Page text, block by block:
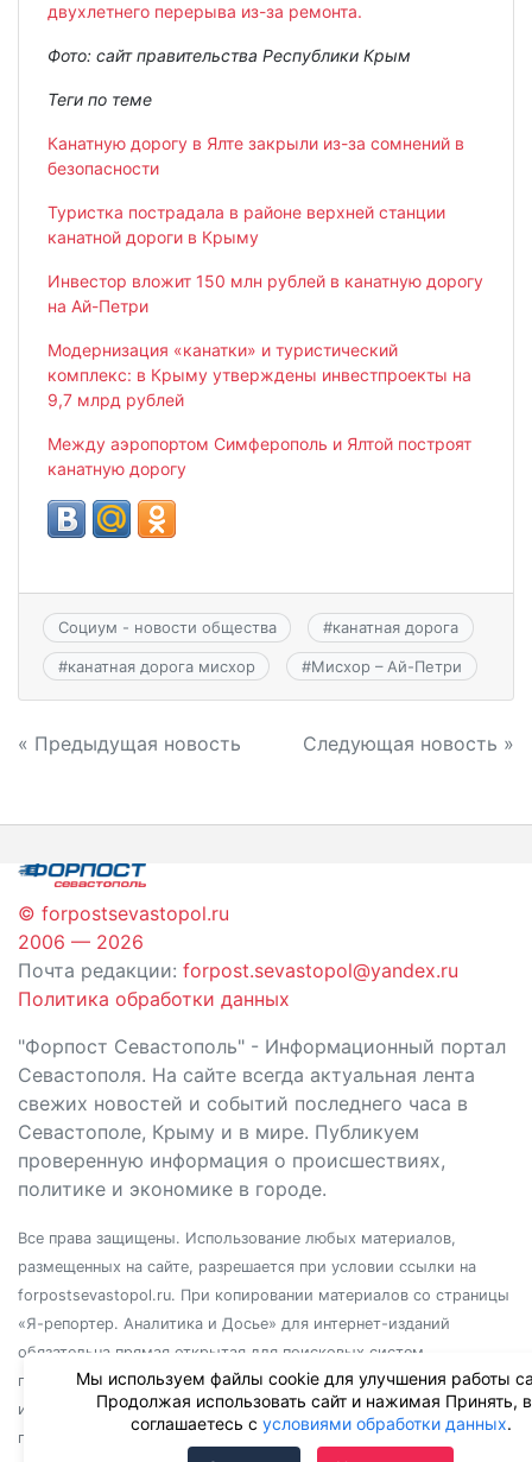
двухлетнего перерыва из-за ремонта.
Фото: сайт правительства Республики Крым
Теги по теме
Канатную дорогу в Ялте закрыли из-за сомнений в
безопасности
Туристка пострадала в районе верхней станции
канатной дороги в Крыму
Инвестор вложит 150 млн рублей в канатную дорогу
на Ай-Петри
Модернизация «канатки» и туристический
комплекс: в Крыму утверждены инвестпроекты на
9,7 млрд рублей
Между аэропортом Симферополь и Ялтой построят
канатную дорогу
Социум - новости общества #канатная дорога
#канатная дорога мисхор #Мисхор – Ай-Петри
Навигация
записям
« Предыдущая новость Следующая новость »
© forpostsevastopol.ru
2006 — 2026
Почта редакции: forpost.sevastopol@yandex.ru
Политика обработки данных
"Форпост Севастополь" - Информационный портал
Севастополя. На сайте всегда актуальная лента
свежих новостей и событий последнего часа в
Севастополе, Крыму и в мире. Публикуем
проверенную информация о происшествиях,
политике и экономике в городе.
Все права защищены. Использование любых материалов,
размещенных на сайте, разрешается при условии ссылки на
forpostsevastopol.ru. При копировании материалов со страницы
«Я-репортер. Аналитика и Досье» для интернет-изданий
обязательна прямая открытая для поисковых систем
гиперссылка. Независимо от полного или частичного
использования материалов, ссылка должна быть размещена в
подзаголовке или первом абзаце материала.
Мы используем файлы cookie для улучшения работы
Продолжая использовать сайт и нажимая Принять,
соглашаетесь с условиями обработки данных.